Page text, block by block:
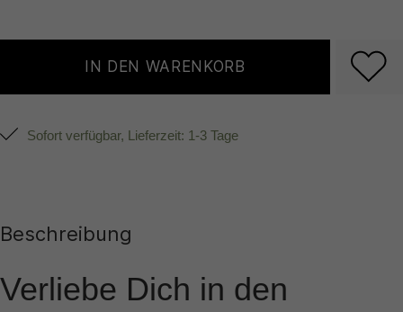
IN DEN WARENKORB
Sofort verfügbar, Lieferzeit: 1-3 Tage
Beschreibung
Verliebe Dich in den